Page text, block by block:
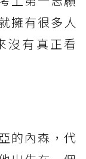
擁有很多人
沒有真正看
的內森，代